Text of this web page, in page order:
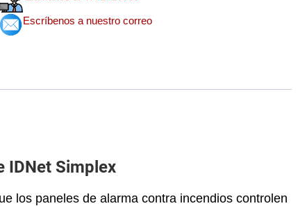
Escríbenos a nuestro correo
IDNet Simplex
los paneles de alarma contra incendios controlen